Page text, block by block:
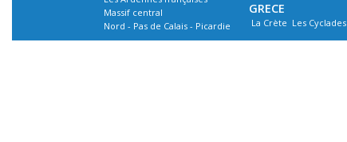
Massif central
Nord - Pas de Calais - Picardie
GRECE
La Crète Les Cyclades